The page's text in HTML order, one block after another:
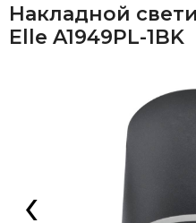
Накладной
Elle A1949PL-1BK
‹